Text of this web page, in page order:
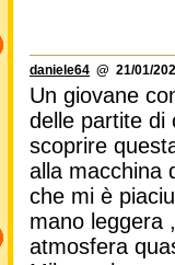
daniele64 @ 21/01/
Un giovane
delle partite di
scoprire
alla macchina
che mi è
mano leggera
atmosfera